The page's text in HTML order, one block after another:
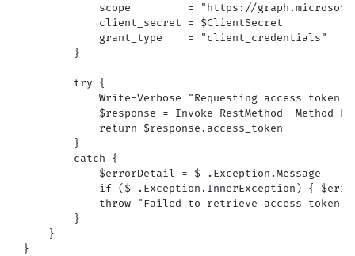
scope         = "https://
            client_secret = $ClientSecret
            grant_type    = "client_credentials"
        }
        try {
Write-Verbose "Requesting access token
$response = Invoke-RestMethod -Method
            return $response.access_token
        }
        catch {
            $errorDetail = $_.Exception.Message
if ($_.Exception.InnerException) {
throw "Failed to retrieve access token:
        }
    }
}